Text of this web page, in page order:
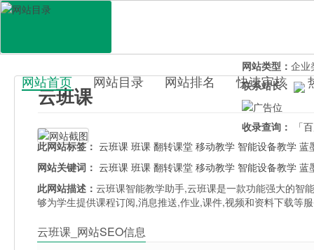
百科目录
网站首页 网站目录 网站排名 快速审核
云班课
网站类型： 企业
联系站长：
收录查询：
「
此网站标签： 云班课 班课 翻转课堂 移动教学 智能设备教学 蓝
网站关键词： 云班课 班课 翻转课堂 移动教学 智能设备教学 蓝
此网站描述：云班课智能教学助手,云班课是一款功能强大的智
够为学生提供课程订阅,消息推送,作业,课件,视频和资料下载等
云班课_网站SEO信息